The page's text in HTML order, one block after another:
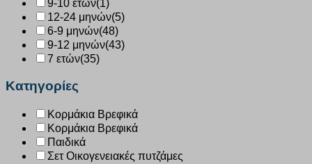
9-10 ετών(1)
12-24 μηνών(5)
6-9 μηνών(48)
9-12 μηνών(43)
7 ετών(35)
Κατηγορίες
Κορμάκια Βρεφικά
Κορμάκια Βρεφικά
Παιδικά
Σετ Οικογενειακές πυτζάμες